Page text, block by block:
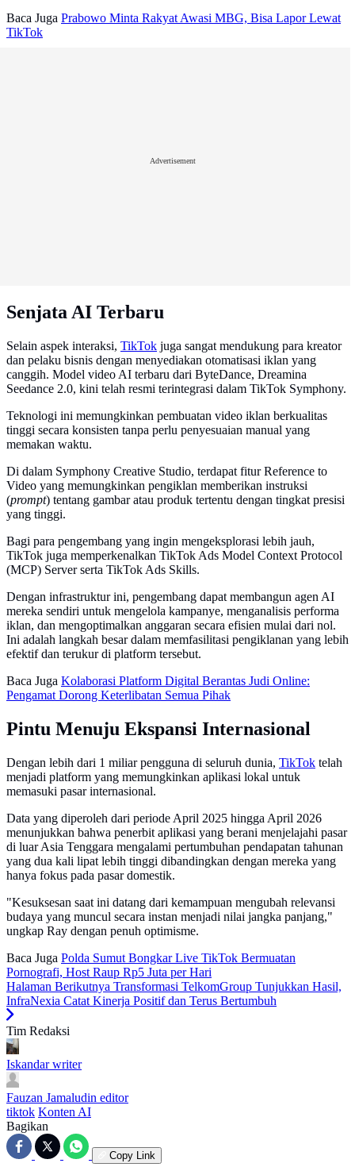
Baca Juga Prabowo Minta Rakyat Awasi MBG, Bisa Lapor Lewat
TikTok
Advertisement
Senjata AI Terbaru
Selain aspek interaksi, TikTok juga sangat mendukung para kreator
dan pelaku bisnis dengan menyediakan otomatisasi iklan yang
canggih. Model video AI terbaru dari ByteDance, Dreamina
Seedance 2.0, kini telah resmi terintegrasi dalam TikTok Symphony.
Teknologi ini memungkinkan pembuatan video iklan berkualitas
tinggi secara konsisten tanpa perlu penyesuaian manual yang
memakan waktu.
Di dalam Symphony Creative Studio, terdapat fitur Reference to
Video yang memungkinkan pengiklan memberikan instruksi
(prompt) tentang gambar atau produk tertentu dengan tingkat presisi
yang tinggi.
Bagi para pengembang yang ingin mengeksplorasi lebih jauh,
TikTok juga memperkenalkan TikTok Ads Model Context Protocol
(MCP) Server serta TikTok Ads Skills.
Dengan infrastruktur ini, pengembang dapat membangun agen AI
mereka sendiri untuk mengelola kampanye, menganalisis performa
iklan, dan mengoptimalkan anggaran secara efisien mulai dari nol.
Ini adalah langkah besar dalam memfasilitasi pengiklanan yang lebih
efektif dan terukur di platform tersebut.
Baca Juga Kolaborasi Platform Digital Berantas Judi Online:
Pengamat Dorong Keterlibatan Semua Pihak
Pintu Menuju Ekspansi Internasional
Dengan lebih dari 1 miliar pengguna di seluruh dunia, TikTok telah
menjadi platform yang memungkinkan aplikasi lokal untuk
memasuki pasar internasional.
Data yang diperoleh dari periode April 2025 hingga April 2026
menunjukkan bahwa penerbit aplikasi yang berani menjelajahi pasar
di luar Asia Tenggara mengalami pertumbuhan pendapatan tahunan
yang dua kali lipat lebih tinggi dibandingkan dengan mereka yang
hanya fokus pada pasar domestik.
"Kesuksesan saat ini datang dari kemampuan mengubah relevansi
budaya yang muncul secara instan menjadi nilai jangka panjang,"
ungkap Ray dengan penuh optimisme.
Baca Juga Polda Sumut Bongkar Live TikTok Bermuatan
Pornografi, Host Raup Rp5 Juta per Hari
Halaman Berikutnya Transformasi TelkomGroup Tunjukkan Hasil,
InfraNexia Catat Kinerja Positif dan Terus Bertumbuh
Tim Redaksi
Iskandar writer
Fauzan Jamaludin editor
tiktok Konten AI
Bagikan
Copy Link